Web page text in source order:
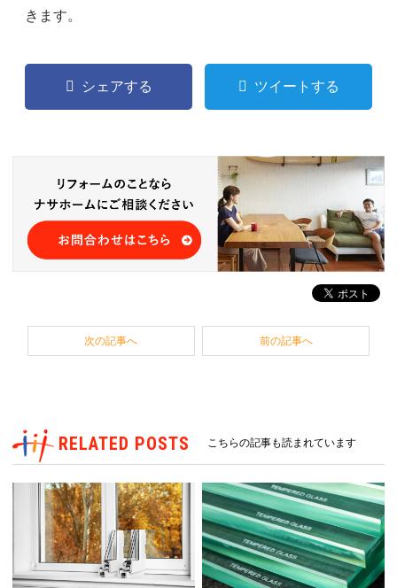
きます。
シェアする ツイートする
次の記事へ 前の記事へ
RELATED POSTS こちらの記事も読まれています